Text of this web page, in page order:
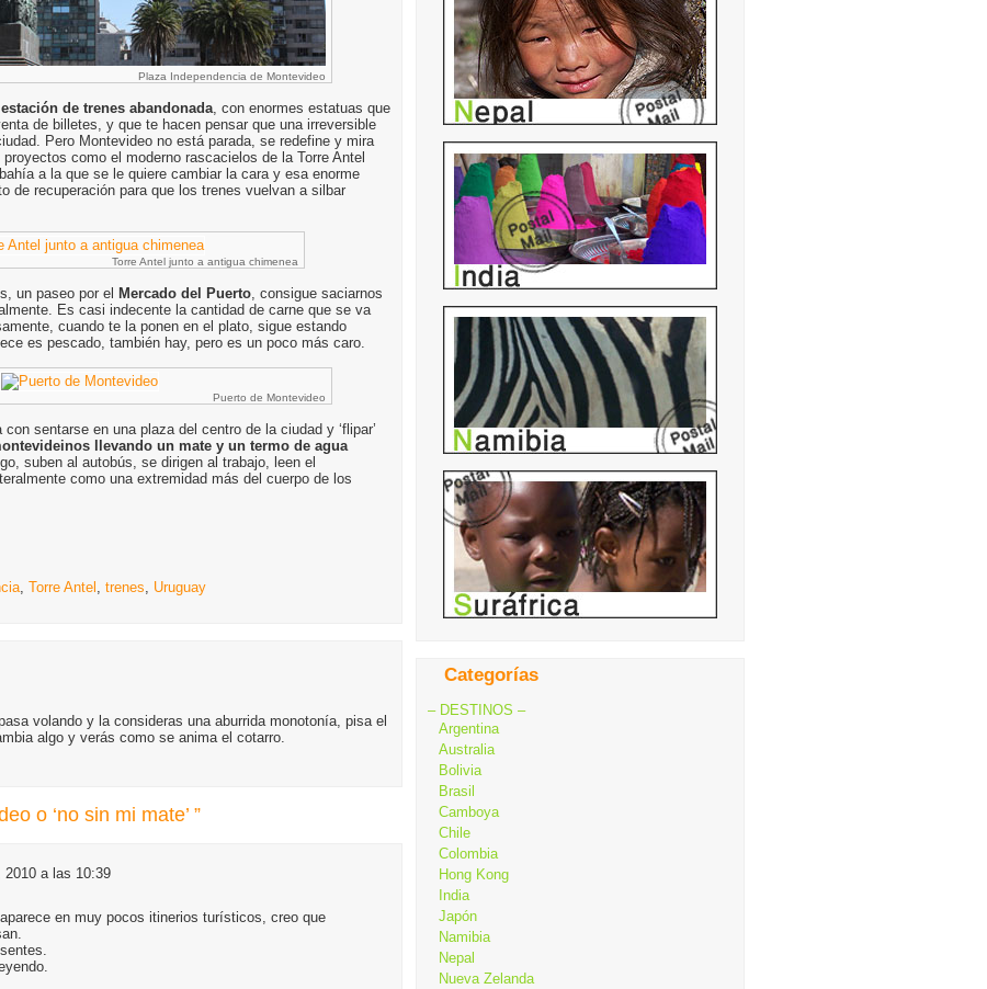
Plaza Independencia de Montevideo
de trenes abandonada, con enormes estatuas que
de billetes, y que te hacen pensar que una irreversible
Pero Montevideo no está parada, se redefine y mira
como el moderno rascacielos de la Torre Antel
a la que se le quiere cambiar la cara y esa enorme
de recuperación para que los trenes vuelvan a silbar
Torre Antel junto a antigua chimenea
un paseo por el Mercado del Puerto, consigue saciarnos
Es casi indecente la cantidad de carne que se va
cuando te la ponen en el plato, sigue estando
es pescado, también hay, pero es un poco más caro.
Puerto de Montevideo
sentarse en una plaza del centro de la ciudad y ‘flipar’
llevando un mate y un termo de agua
suben al autobús, se dirigen al trabajo, leen el
como una extremidad más del cuerpo de los
, Torre Antel , trenes, Uruguay
volando y la consideras una aburrida monotonía, pisa el
algo y verás como se anima el cotarro.
o ‘no sin mi mate’ ”
2010 a las 10:39
en muy pocos itinerios turísticos, creo que
Categorías
– DESTINOS –
Argentina
Australia
Bolivia
Brasil
Camboya
Chile
Colombia
Hong Kong
India
Japón
Namibia
Nepal
Nueva Zelanda